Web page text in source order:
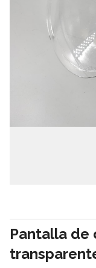
Pantalla de